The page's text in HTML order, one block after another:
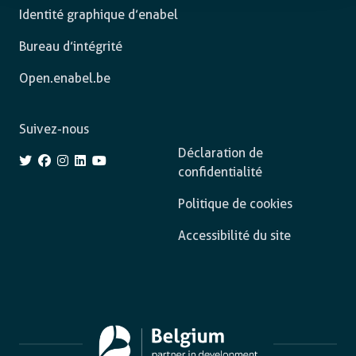
Identité graphique d’enabel
Bureau d’intégrité
Open.enabel.be
Déclaration de
confidentialité
Politique de cookies
Accessibilité du site
Suivez-nous